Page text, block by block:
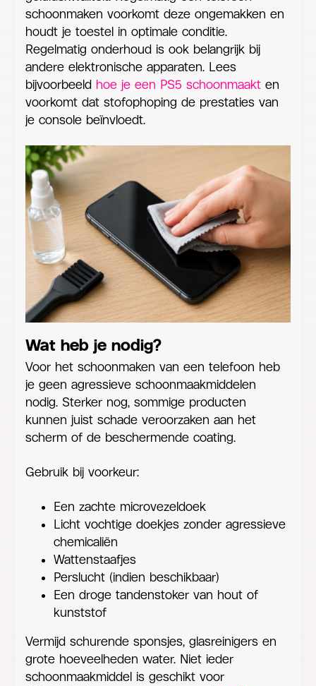
schoonmaken voorkomt deze ongemakken en
houdt je toestel in optimale conditie.
Regelmatig onderhoud is ook belangrijk bij
andere elektronische apparaten. Lees
bijvoorbeeld hoe je een PS5 schoonmaakt en
voorkomt dat stofophoping de prestaties van
je console beïnvloedt.
Wat heb je nodig?
Voor het schoonmaken van een telefoon heb
je geen agressieve schoonmaakmiddelen
nodig. Sterker nog, sommige producten
kunnen juist schade veroorzaken aan het
scherm of de beschermende coating.
Gebruik bij voorkeur:
Een zachte microvezeldoek
Licht vochtige doekjes zonder agressieve
chemicaliën
Wattenstaafjes
Perslucht (indien beschikbaar)
Een droge tandenstoker van hout of
kunststof
Vermijd schurende sponsjes, glasreinigers en
grote hoeveelheden water. Niet ieder
schoonmaakmiddel is geschikt voor